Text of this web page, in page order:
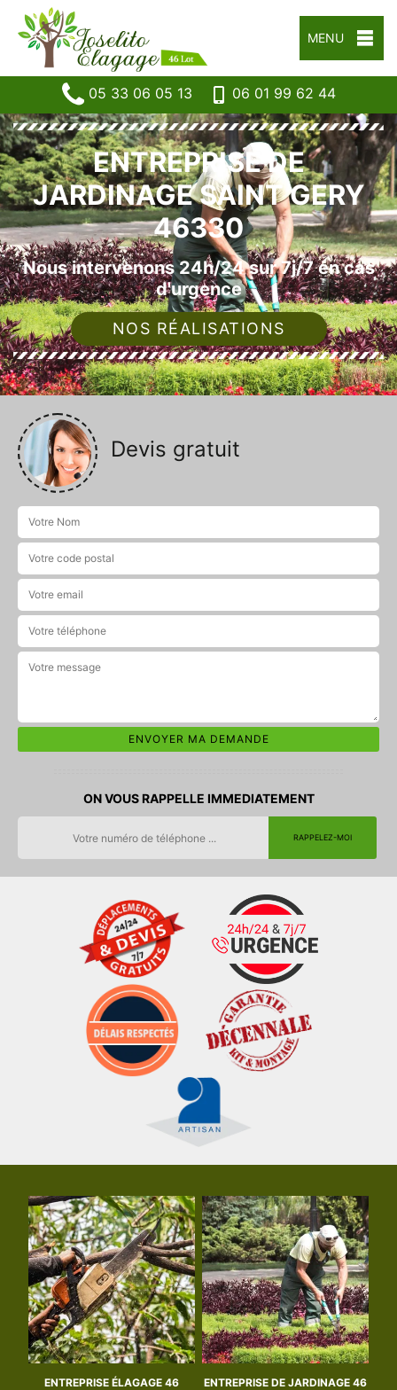
MENU
05 33 06 05 13 06 01 99 62 44
ENTREPRISE DE
JARDINAGE SAINT GERY
46330
Nous intervenons 24h/24 sur 7j/7 en cas
d'urgence
NOS RÉALISATIONS
Devis gratuit
ON VOUS RAPPELLE IMMEDIATEMENT
ENTREPRISE ÉLAGAGE 46 ENTREPRISE DE JARDINAGE 46